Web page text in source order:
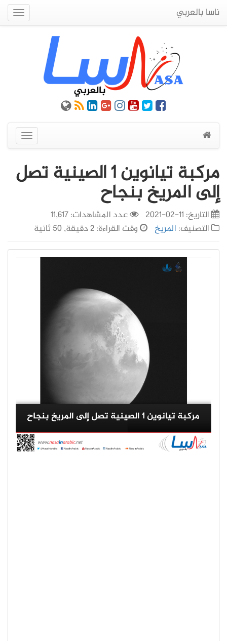
ناسا بالعربي
عرض
القائمة
مركبة تيانوين 1 الصينية تصل
إلى المريخ بنجاح
التاريخ: 11-02-2021
عدد المشاهدات: 11,617
التصنيف: المريخ وقت القراءة: 2 دقيقة, 50 ثانية